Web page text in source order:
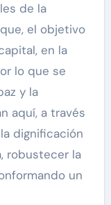
de la
el objetivo
en la
lo que se
y la
aquí, a través
dignificación
robustecer la
un